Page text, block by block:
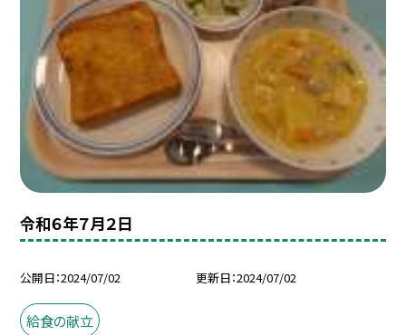
令和６年７月２日
公開日 2024/07/02 更新日 2024/07/02
給食の献立